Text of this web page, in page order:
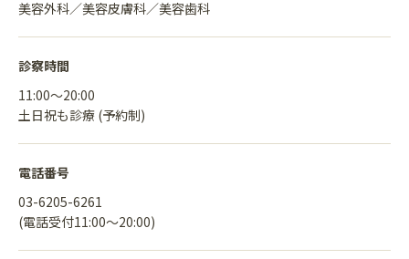
美容外科／美容皮膚科／美容歯科
診察時間
11:00〜20:00
土日祝も診療 (予約制)
電話番号
03-6205-6261
(電話受付11:00〜20:00)